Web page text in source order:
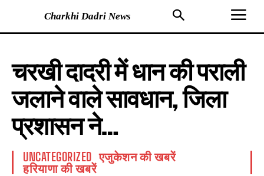
Charkhi Dadri News
चरखी दादरी में धान की पराली
जलाने वाले सावधान, जिला
प्रशासन ने…
UNCATEGORIZED एजुकेशन की खबरें
हरियाणा की खबरें